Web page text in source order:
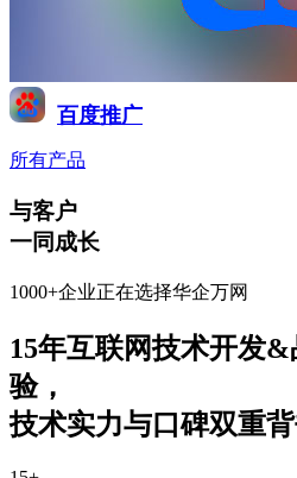
百度推广
所有产品
与客户
一同成长
1000+企业正在选择华企万网
15年互联网技术开发
验，
技术实力与口碑双重